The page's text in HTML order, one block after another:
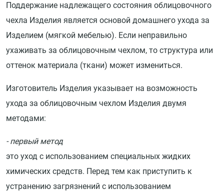
Поддержание надлежащего состояния облицовочного
чехла Изделия является основой домашнего ухода за
Изделием (мягкой мебелью). Если неправильно
ухаживать за облицовочным чехлом, то структура или
оттенок материала (ткани) может измениться.
Изготовитель Изделия указывает на возможность
ухода за облицовочным чехлом Изделия двумя
методами:
- первый метод
это уход с использованием специальных жидких
химических средств. Перед тем как приступить к
устранению загрязнений с использованием